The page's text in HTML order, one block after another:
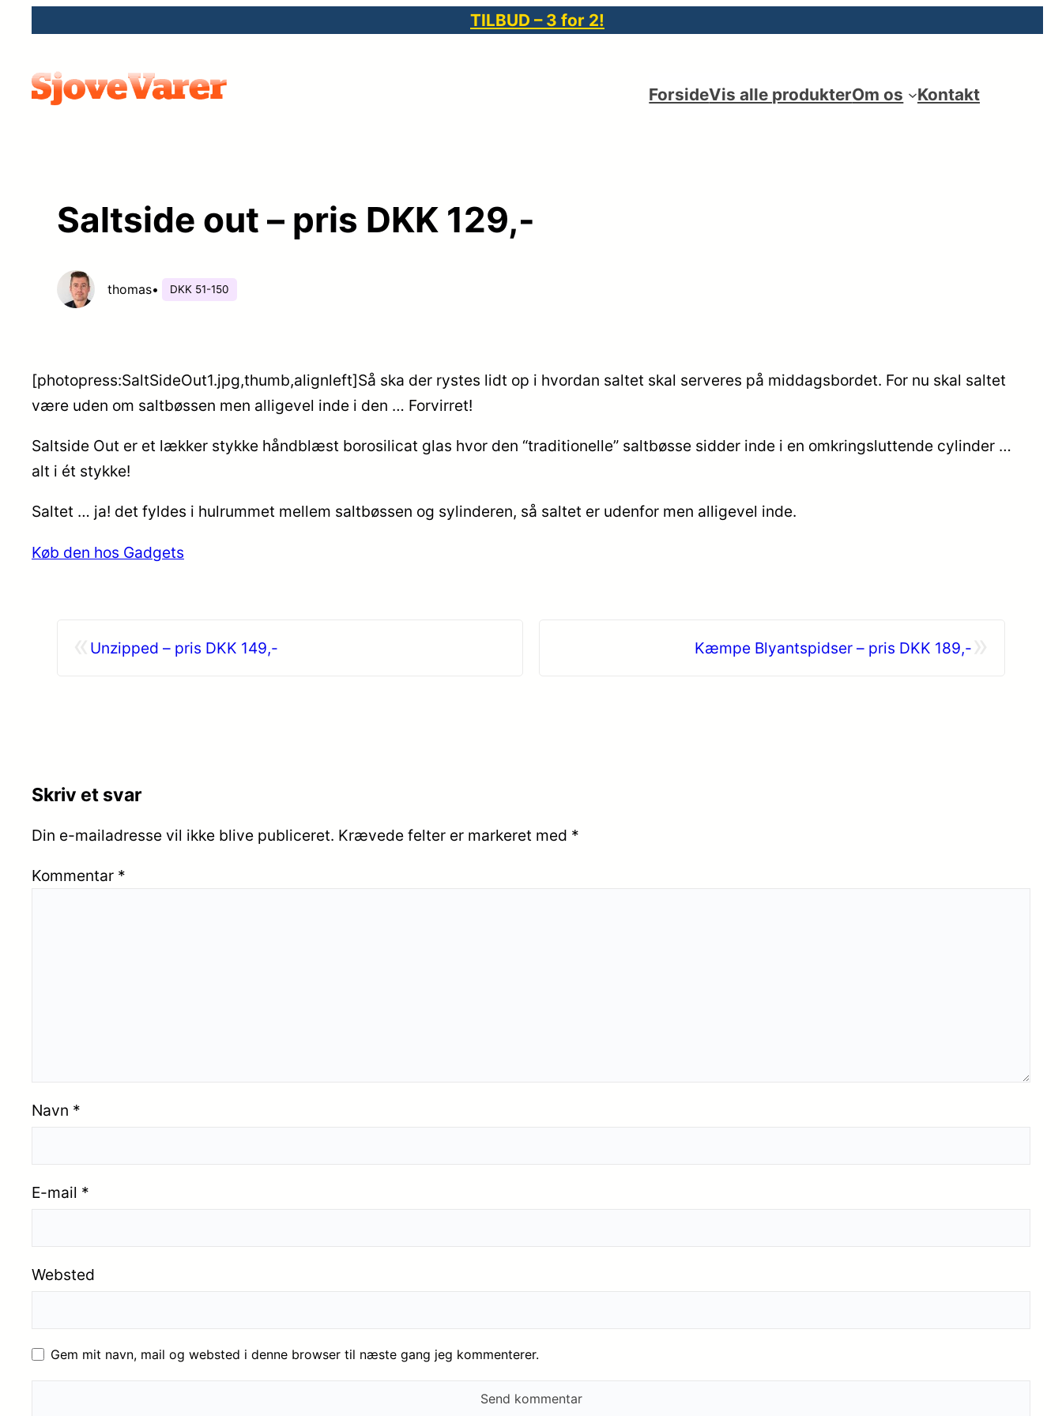
indhold
TILBUD – 3 for 2!
ForsideVis alle produkterOm os Kontakt
Saltside out – pris DKK 129,-
thomas• DKK 51-150
[photopress:SaltSideOut1.jpg,thumb,alignleft]Så ska der rystes lidt op i hvordan saltet skal serveres på middagsbordet. For nu skal saltet
være uden om saltbøssen men alligevel inde i den … Forvirret!
Saltside Out er et lækker stykke håndblæst borosilicat glas hvor den “traditionelle” saltbøsse sidder inde i en omkringsluttende cylinder …
alt i ét stykke!
Saltet … ja! det fyldes i hulrummet mellem saltbøssen og sylinderen, så saltet er udenfor men alligevel inde.
Køb den hos Gadgets
Unzipped – pris DKK 149,- Kæmpe Blyantspidser – pris DKK 189,-
Skriv et svar
Din e-mailadresse vil ikke blive publiceret. Krævede felter er markeret med *
Kommentar *
Navn *
E-mail *
Websted
Gem mit navn, mail og websted i denne browser til næste gang jeg kommenterer.